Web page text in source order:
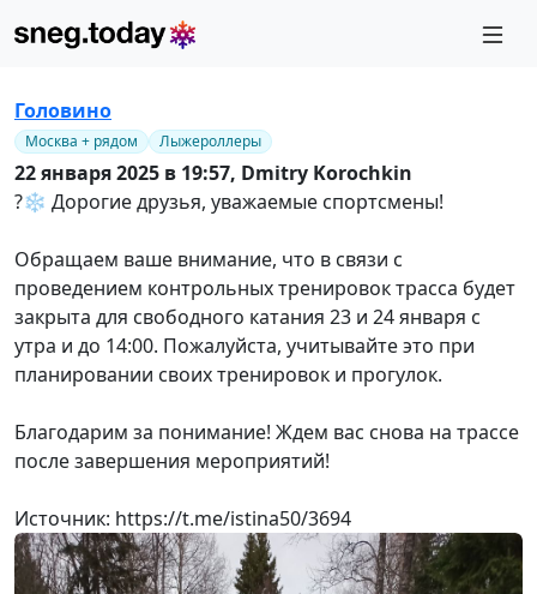
Головино
Москва + рядом Лыжероллеры
22 января 2025 в 19:57, Dmitry Korochkin
?❄️ Дорогие друзья, уважаемые спортсмены!
Обращаем ваше внимание, что в связи с
проведением контрольных тренировок трасса будет
закрыта для свободного катания 23 и 24 января с
утра и до 14:00. Пожалуйста, учитывайте это при
планировании своих тренировок и прогулок.
Благодарим за понимание! Ждем вас снова на трассе
после завершения мероприятий!
Источник: https://t.me/istina50/3694